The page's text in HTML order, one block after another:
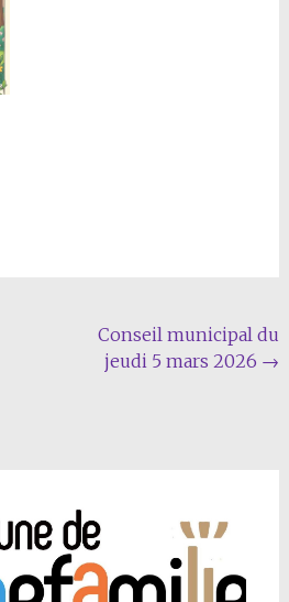
Conseil municipal du
jeudi 5 mars 2026 →